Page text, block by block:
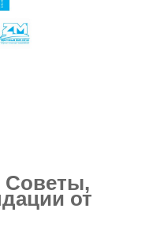
Советы,
от